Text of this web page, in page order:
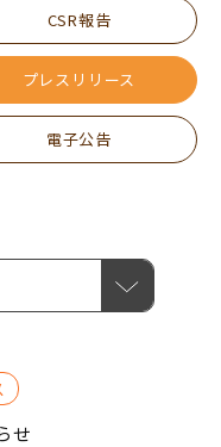
CSR報告
プレスリリース
電子公告
せ